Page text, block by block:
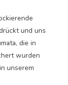
und uns
die in
wurden
unserem